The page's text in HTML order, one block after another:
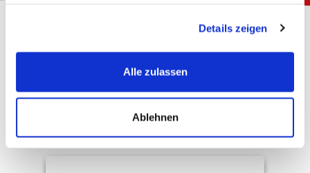
Details zeigen
Alle zulassen
Ablehnen
Über 150.000 zufriedene Kunden
Hervorragend 4,78 Rating
10.166 Bewertungen